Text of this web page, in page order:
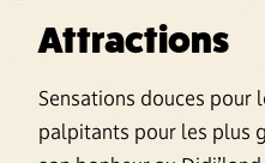
Attractions
Sensations douces pour
palpitants pour les plus